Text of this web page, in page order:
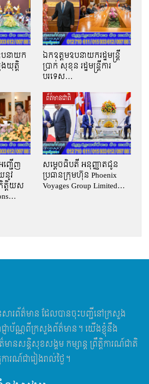
បនាយក
ងយុត្តិ
ឯកឧត្តមឧបនាយករដ្ឋមន្រ្តី
ប្រាក់ សុខុន រដ្ឋមន្រ្តីការ
បរទេស…
ជើញ
នូវ
ត្តិយស
ព័ត៌មានជាតិ
សម្តេចធិបតី អនុញ្ញាតជូន
ប្រធានក្រុមហ៊ុន Phoenix
Voyages Group Limited…
សារព័ត៌មាន ដែលបានចុះបញ្ជីនៅក្រសួង
ញាប័ណ្ណពីក្រសួងព័ត៌មាន។ យើងខ្ញុំនឹង
ានសន្តិសុខសង្គម កម្សាន្ត ព្រឹត្តិការណ៍ជាតិ
ារណ៍ជារៀងរាល់ថ្ងៃ។